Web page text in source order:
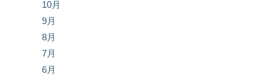
10月
9月
8月
7月
6月